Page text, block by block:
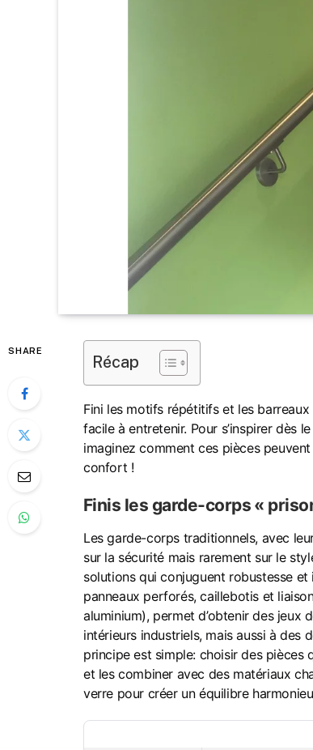
SHARE
Récap
Fini les motifs répétitifs et les
facile à entretenir. Pour s’inspirer dès
imaginez comment ces pièces
confort !
Finis les garde-corps «
Les garde-corps traditionnels, avec
sur la sécurité mais rarement sur le
solutions qui conjuguent robustesse
panneaux perforés, caillebotis et
aluminium), permet d’obtenir des jeux
intérieurs industriels, mais aussi à des
principe est simple: choisir des pièces
et les combiner avec des matériaux
verre pour créer un équilibre